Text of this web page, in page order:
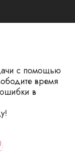
с помощью
время
в